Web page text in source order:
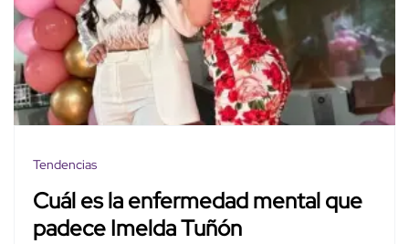
Tendencias
Cuál es la enfermedad mental que
padece Imelda Tuñón